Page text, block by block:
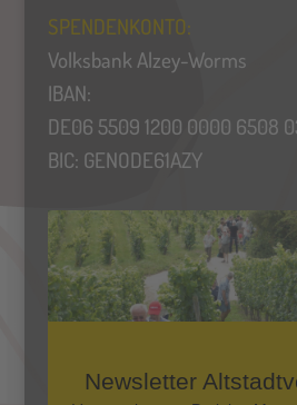
SPENDENKONTO:
Volksbank Alzey-Worms
IBAN:
DE06 5509 1200 0000 6508
BIC: GENODE61AZY
Newsletter